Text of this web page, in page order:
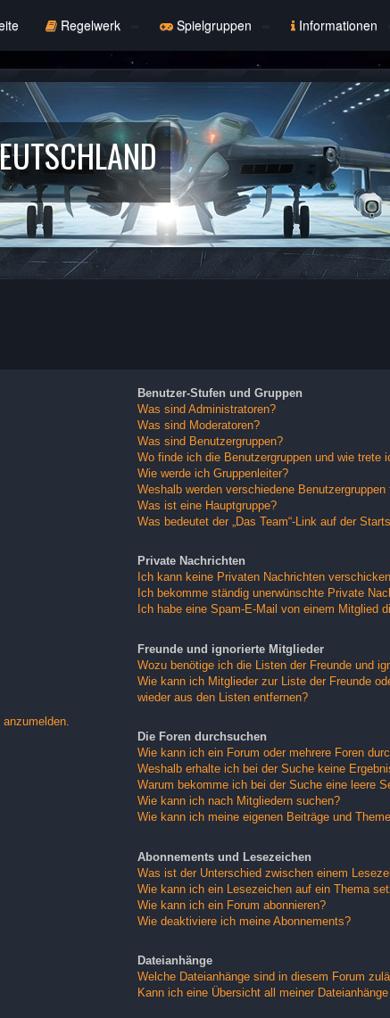
Regelwerk Spielgruppen Informationen
Benutzer-Stufen und Gruppen
Was sind Administratoren?
Was sind Moderatoren?
Was sind Benutzergruppen?
Wo finde ich die Benutzergruppen und wie trete
Wie werde ich Gruppenleiter?
Weshalb werden verschiedene
Was ist eine Hauptgruppe?
Was bedeutet der „Das Team“-Link auf der
Private Nachrichten
Ich kann keine Privaten Nachrichten
Ich bekomme ständig unerwünschte Private
Ich habe eine Spam-E-Mail von einem Mitglied
Freunde und ignorierte Mitglieder
Wozu benötige ich die Listen der Freunde und
Wie kann ich Mitglieder zur Liste der Freunde
wieder aus den Listen entfernen?
Die Foren durchsuchen
Wie kann ich ein Forum oder mehrere Foren
Weshalb erhalte ich bei der Suche keine
Warum bekomme ich bei der Suche eine leere
Wie kann ich nach Mitgliedern suchen?
Wie kann ich meine eigenen Beiträge und
Abonnements und Lesezeichen
Was ist der Unterschied zwischen einem
Wie kann ich ein Lesezeichen auf ein Thema
Wie kann ich ein Forum abonnieren?
Wie deaktiviere ich meine Abonnements?
Dateianhänge
Welche Dateianhänge sind in diesem Forum
Kann ich eine Übersicht all meiner